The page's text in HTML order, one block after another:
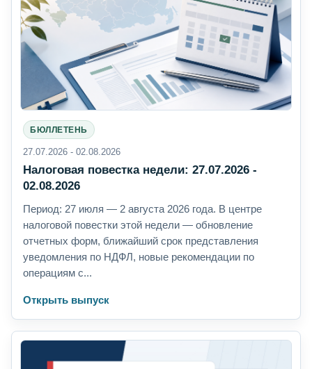
БЮЛЛЕТЕНЬ
27.07.2026 - 02.08.2026
Налоговая повестка недели: 27.07.2026 -
02.08.2026
Период: 27 июля — 2 августа 2026 года. В центре
налоговой повестки этой недели — обновление
отчетных форм, ближайший срок представления
уведомления по НДФЛ, новые рекомендации по
операциям с...
Открыть выпуск